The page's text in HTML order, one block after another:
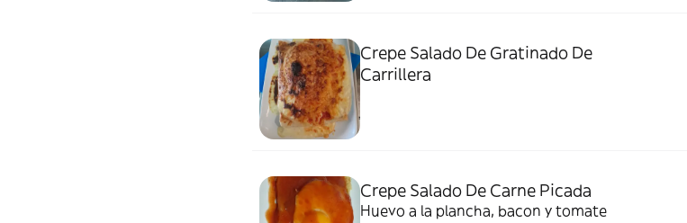
Crepe Salado De Gratinado De
Carrillera
Crepe Salado De Carne Picada
Huevo a la plancha, bacon y tomate